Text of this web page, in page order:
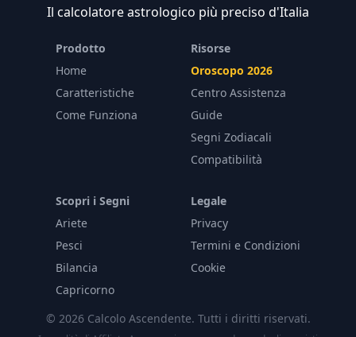
Il calcolatore astrologico più preciso d'Italia
Prodotto
Home
Caratteristiche
Come Funziona
Risorse
Oroscopo 2026
Centro Assistenza
Guide
Segni Zodiacali
Compatibilità
Scopri i Segni
Ariete
Pesci
Bilancia
Capricorno
Legale
Privacy
Termini e Condizioni
Cookie
© 2026 Calcolo Ascendente. Tutti i diritti riservati.